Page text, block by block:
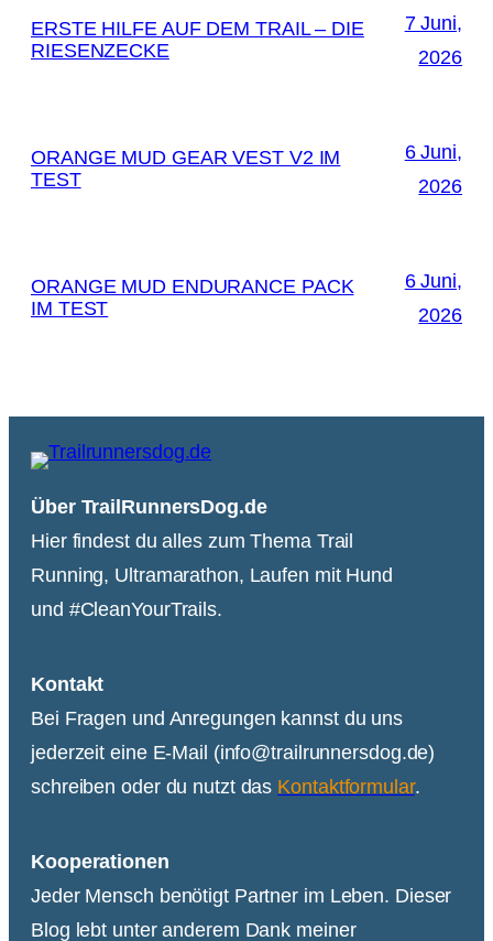
ERSTE HILFE AUF DEM TRAIL – DIE
RIESENZECKE
7 Juni,
2026
ORANGE MUD GEAR VEST V2 IM
TEST
6 Juni,
2026
ORANGE MUD ENDURANCE PACK
IM TEST
6 Juni,
2026
Über TrailRunnersDog.de
Hier findest du alles zum Thema Trail
Running, Ultramarathon, Laufen mit Hund
und #CleanYourTrails.
Kontakt
Bei Fragen und Anregungen kannst du uns
jederzeit eine E-Mail (info@trailrunnersdog.de)
schreiben oder du nutzt das Kontaktformular.
Kooperationen
Jeder Mensch benötigt Partner im Leben. Dieser
Blog lebt unter anderem Dank meiner